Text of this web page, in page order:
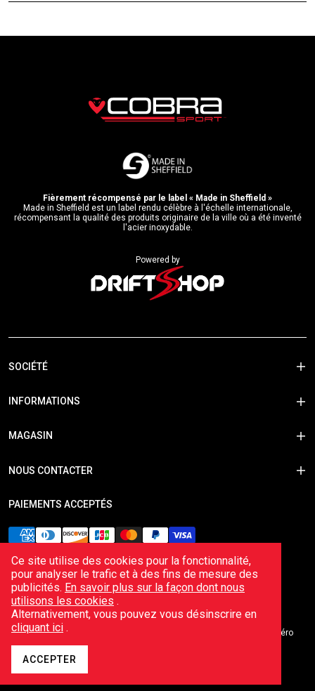
Fièrement récompensé par le label « Made in Sheffield »
Made in Sheffield est un label rendu célèbre à l'échelle internationale,
récompensant la qualité des produits originaire de la ville où a été inventé
l'acier inoxydable.
Powered by
SOCIÉTÉ
INFORMATIONS
MAGASIN
NOUS CONTACTER
PAIEMENTS ACCEPTÉS
© 2026 Echappements Cobra Sports – Enregistré en France avec numéro
Ce site utilise des cookies pour la fonctionnalité,
pour analyser le trafic et à des fins de mesure des
publicités. En savoir plus sur la façon dont nous
utilisons les cookies .
Alternativement, vous pouvez vous désinscrire en
cliquant ici .
ACCEPTER